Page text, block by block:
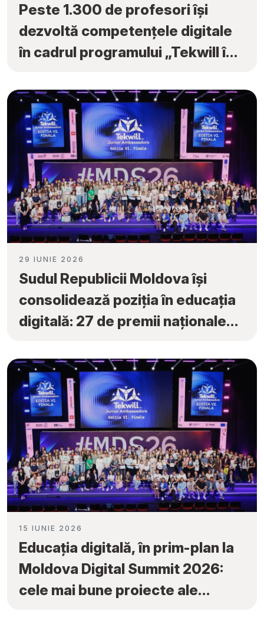
Peste 1.300 de profesori își
dezvoltă competențele digitale
în cadrul programului „Tekwill în
29 IUNIE 2026
Sudul Republicii Moldova își
consolidează poziția în educația
digitală: 27 de premii naționale
Ambassadors”
15 IUNIE 2026
Educația digitală, în prim-plan la
Moldova Digital Summit 2026:
cele mai bune proiecte ale